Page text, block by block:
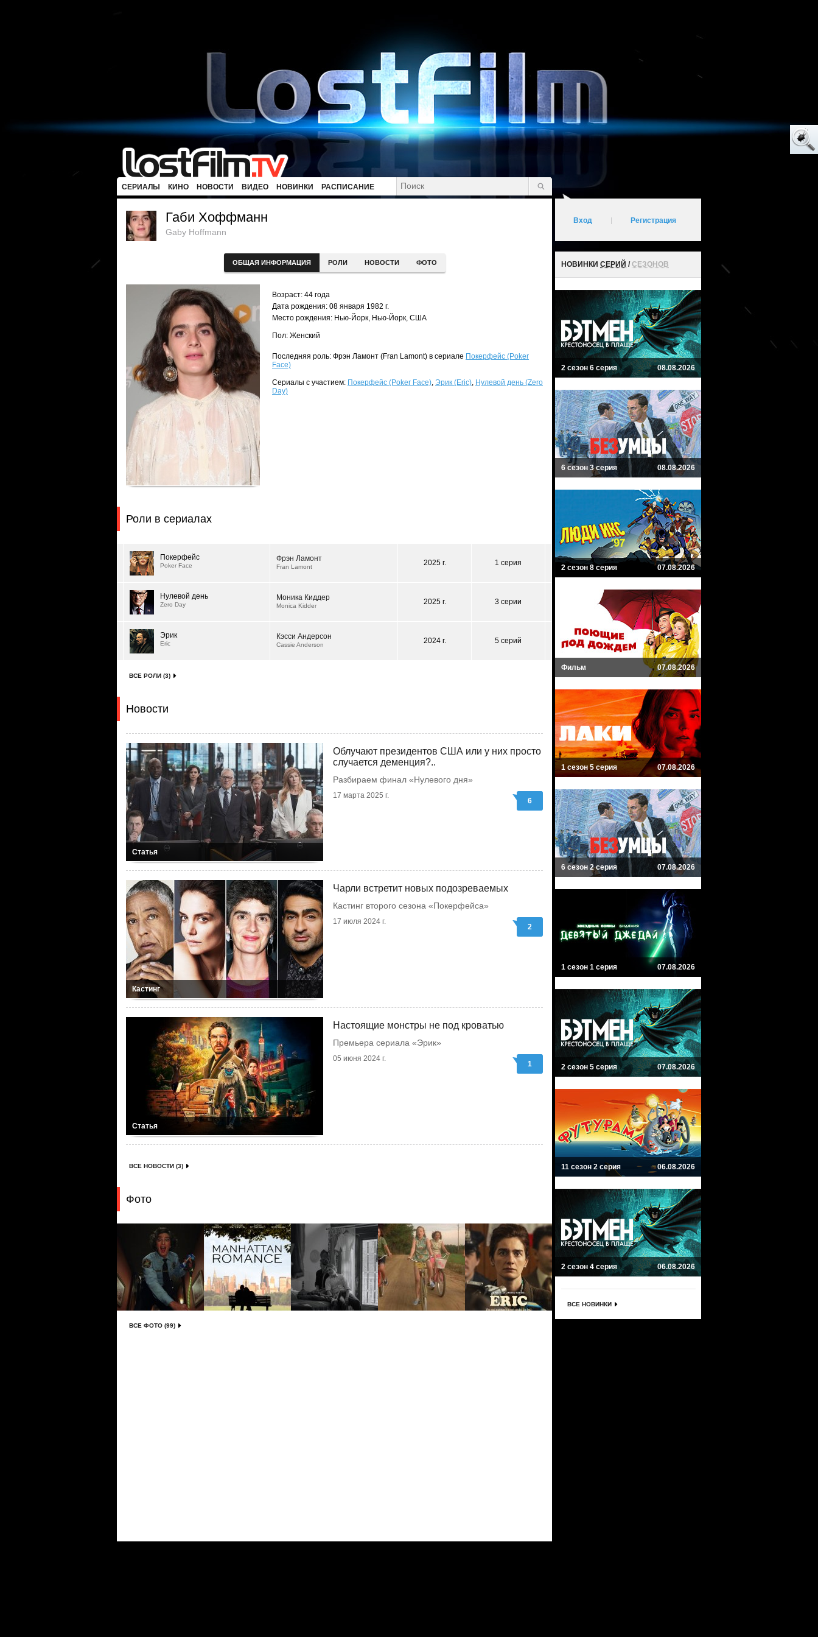
СЕРИАЛЫ КИНО НОВОСТИ ВИДЕО НОВИНКИ РАСПИСАНИЕ
Габи Хоффманн
Gaby Hoffmann
ОБЩАЯ ИНФОРМАЦИЯ РОЛИ НОВОСТИ ФОТО
Возраст: 44 года
Дата рождения: 08 января 1982 г.
Место рождения: Нью-Йорк, Нью-Йорк, США
Пол: Женский
Последняя роль: Фрэн Ламонт (Fran Lamont) в сериале Покерфейс (Poker
Face)
Сериалы с участием: Покерфейс (Poker Face), Эрик (Eric), Нулевой день (Zero
Day)
Роли в сериалах
Покерфейс
Poker Face
Фрэн Ламонт
Fran Lamont 2025 г. 1 серия
Нулевой день
Zero Day
Моника Киддер
Monica Kidder 2025 г. 3 серии
Эрик
Eric
Кэсси Андерсон
Cassie Anderson 2024 г. 5 серий
ВСЕ РОЛИ (3)
Новости
Статья
Облучают президентов США или у них просто
случается деменция?..
Разбираем финал «Нулевого дня»
17 марта 2025 г.
6
Кастинг
Чарли встретит новых подозреваемых
Кастинг второго сезона «Покерфейса»
17 июля 2024 г.
2
Статья
Настоящие монстры не под кроватью
Премьера сериала «Эрик»
05 июня 2024 г.
1
ВСЕ НОВОСТИ (3)
Фото
ВСЕ ФОТО (99)
Вход Регистрация
НОВИНКИ СЕРИЙ /СЕЗОНОВ
2 сезон 6 серия 08.08.2026
6 сезон 3 серия 08.08.2026
2 сезон 8 серия 07.08.2026
Фильм 07.08.2026
1 сезон 5 серия 07.08.2026
6 сезон 2 серия 07.08.2026
1 сезон 1 серия 07.08.2026
2 сезон 5 серия 07.08.2026
11 сезон 2 серия 06.08.2026
2 сезон 4 серия 06.08.2026
ВСЕ НОВИНКИ